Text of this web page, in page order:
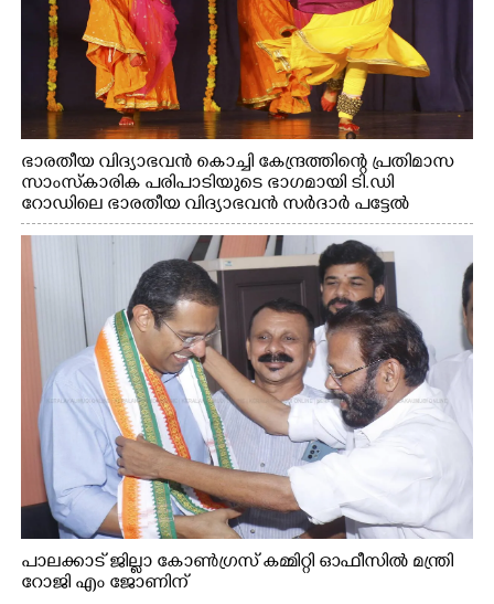
ഭാരതീയ വിദ്യാഭവൻ കൊച്ചി കേന്ദ്രത്തിന്റെ പ്രതിമാസ
സാംസ്കാരിക പരിപാടിയുടെ ഭാഗമായി ടി.ഡി
റോഡിലെ ഭാരതീയ വിദ്യാഭവൻ സർദാർ പട്ടേൽ
സഭാഗൃഹത്തിൽ എം. അക്ഷതയുടെ നേതൃത്വത്തിൽ
അവതരിപ്പിച്ച ലയ നമൻ കഥക് നൃത്തത്തിൽ നിന്ന്
പാലക്കാട് ജില്ലാ കോൺഗ്രസ് കമ്മിറ്റി ഓഫീസിൽ മന്ത്രി
റോജി എം ജോണിന്